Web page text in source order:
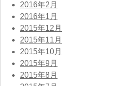
2016年2月
2016年1月
2015年12月
2015年11月
2015年10月
2015年9月
2015年8月